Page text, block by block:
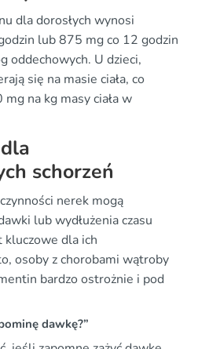
dla dorosłych wynosi
lub 875 mg co 12 godzin
oddechowych. U dzieci,
się na masie ciała, co
na kg masy ciała w
schorzeń
nerek mogą
lub wydłużenia czasu
kluczowe dla ich
osoby z chorobami wątroby
bardzo ostrożnie i pod
dawkę?”